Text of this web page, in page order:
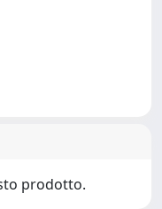
prodotto.